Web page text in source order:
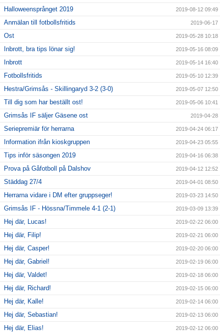
Halloweensprånget 2019 2019-08-12 09:49
Anmälan till fotbollsfritids 2019-06-17
Ost 2019-05-28 10:18
Inbrott, bra tips lönar sig! 2019-05-16 08:09
Inbrott 2019-05-14 16:40
Fotbollsfritids 2019-05-10 12:39
Hestra/Grimsås - Skillingaryd 3-2 (3-0) 2019-05-07 12:50
Till dig som har beställt ost! 2019-05-06 10:41
Grimsås IF säljer Gäsene ost 2019-04-28
Seriepremiär för herrarna 2019-04-24 06:17
Information ifrån kioskgruppen 2019-04-23 05:55
Tips inför säsongen 2019 2019-04-16 06:38
Prova på Gåfotboll på Dalshov 2019-04-12 12:52
Städdag 27/4 2019-04-01 08:50
Herrarna vidare i DM efter gruppseger! 2019-03-23 14:50
Grimsås IF - Hössna/Timmele 4-1 (2-1) 2019-03-09 13:39
Hej där, Lucas! 2019-02-22 06:00
Hej där, Filip! 2019-02-21 06:00
Hej där, Casper! 2019-02-20 06:00
Hej där, Gabriel! 2019-02-19 06:00
Hej där, Valdet! 2019-02-18 06:00
Hej där, Richard! 2019-02-15 06:00
Hej där, Kalle! 2019-02-14 06:00
Hej där, Sebastian! 2019-02-13 06:00
Hej där, Elias! 2019-02-12 06:00